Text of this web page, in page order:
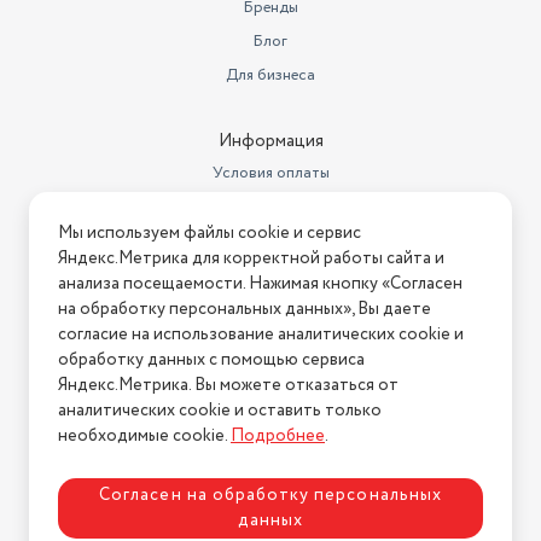
FM-радио, акселерометр,
приближения, компас
классический
Дисплей
6.56" (1612x720), IPS
Частота обновления экрана
90 Гц
Разрешение основной камеры
50 МП
Характеристики процессора
8 ядер, 1.6 GHz (2 x Cortex-A75)
1.6 GHz (6 x Cortex-A55), GPU :
Mali-G57 MP1
Характеристики основной
Характеристики основной
камеры
f/1.6
Бренды
Блог
Для бизнеса
Информация
Условия оплаты
Условия возврата
Нашли ошибку на сайте? Напишите нам
2026 © Интернет-магазин "АстМаркет". У нас есть всё!
Политика конфиденциальности
Мы используем файлы cookie и сервис
Яндекс.Метрика для корректной работы сайта и
анализа посещаемости. Нажимая кнопку «Согласен
на обработку персональных данных», Вы даете
согласие на использование аналитических cookie и
обработку данных с помощью сервиса
Яндекс.Метрика. Вы можете отказаться от
аналитических cookie и оставить только
необходимые cookie.Подробнее.
Согласен на обработку персональных
данных